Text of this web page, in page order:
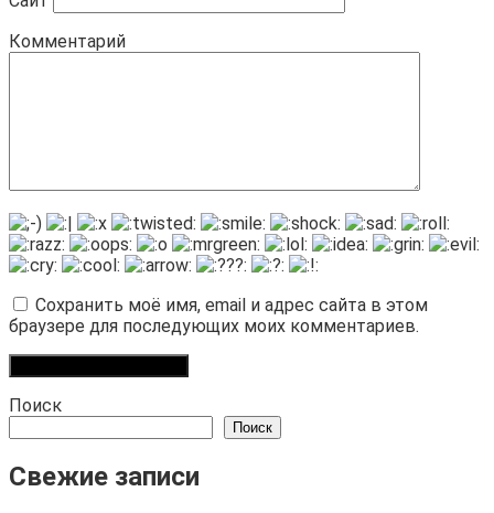
Комментарий
Сохранить моё имя, email и адрес сайта в этом
браузере для последующих моих комментариев.
Поиск
Поиск
Свежие записи